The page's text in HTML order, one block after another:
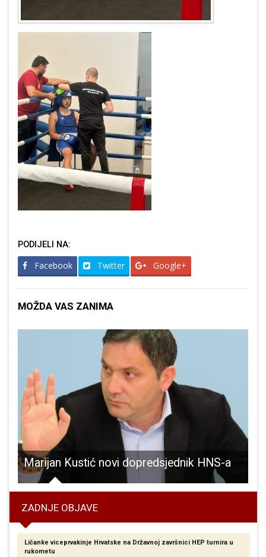
PODIJELI NA:
Facebook Twitter Google+
MOŽDA VAS ZANIMA
Marijan Kustić novi dopredsjednik HNS-a
ZADNJE OBJAVE
Ličanke viceprvakinje Hrvatske na Državnoj završnici HEP turnira u
rukometu